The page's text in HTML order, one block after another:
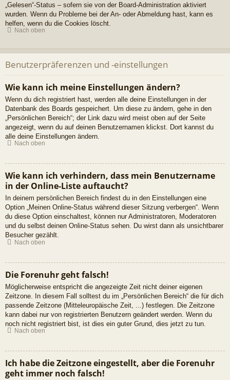
„Gelesen“-Status – sofern sie von der Board-Administration aktiviert
wurden. Wenn du Probleme bei der An- oder Abmeldung hast, kann es
helfen, wenn du die Cookies löscht.
Nach oben
Benutzerpräferenzen und -einstellungen
Wie kann ich meine Einstellungen ändern?
Wenn du dich registriert hast, werden alle deine Einstellungen in der
Datenbank des Boards gespeichert. Um diese zu ändern, gehe in den
„Persönlichen Bereich“; der Link dazu wird meist oben auf der Seite
angezeigt, wenn du auf deinen Benutzernamen klickst. Dort kannst du
alle deine Einstellungen ändern.
Nach oben
Wie kann ich verhindern, dass mein Benutzername
in der Online-Liste auftaucht?
In deinem persönlichen Bereich findest du in den Einstellungen eine
Option „Meinen Online-Status während dieser Sitzung verbergen“. Wenn
du diese Option einschaltest, können nur Administratoren, Moderatoren
und du selbst deinen Online-Status sehen. Du wirst dann als unsichtbarer
Besucher gezählt.
Nach oben
Die Forenuhr geht falsch!
Möglicherweise entspricht die angezeigte Zeit nicht deiner eigenen
Zeitzone. In diesem Fall solltest du im „Persönlichen Bereich“ die für dich
passende Zeitzone (Mitteleuropäische Zeit, ...) festlegen. Die Zeitzone
kann dabei nur von registrierten Benutzern geändert werden. Wenn du
noch nicht registriert bist, ist dies ein guter Grund, dies jetzt zu tun.
Nach oben
Ich habe die Zeitzone eingestellt, aber die Forenuhr
geht immer noch falsch!